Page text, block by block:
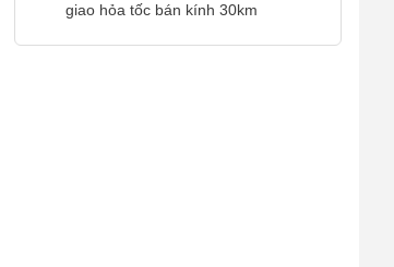
giao hỏa tốc bán kính 30km